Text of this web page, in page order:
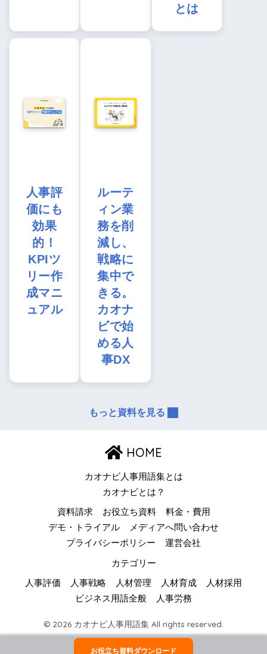
とは
人事評
価にも
効果
的！
KPIツ
リー作
成マニ
ュアル
ルーテ
ィン業
務を削
減し、
戦略に
集中で
きる。
カオナ
ビで始
める人
事DX
もっと資料を見る
HOME
カオナビ人事用語集とは
カオナビとは？
資料請求 お役立ち資料
料金・費用
デモ・トライアル
メディアへ問い合わせ
プライバシーポリシー
運営会社
カテゴリー
人事評価 人事戦略 人材管理 人材育成
人材採用
ビジネス用語全般
人事労務
© 2026 カオナビ人事用語集 All rights reserved.
お役立ち資料ダウンロード